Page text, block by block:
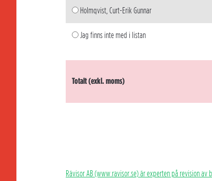
Holmqvist, Curt-Erik Gunnar
Jag finns inte med i listan
Totalt (exkl. moms)
Rävisor AB (www.ravisor.se) är experten på revision